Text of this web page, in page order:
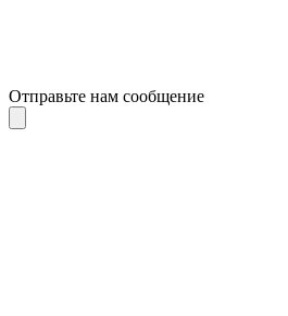
Отправьте нам сообщение